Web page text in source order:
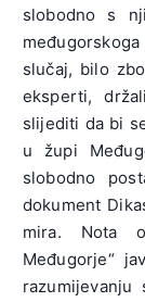
slobodno s
slučaj, bilo
eksperti,
slijediti da bi
u župi
slobodno
dokument
mira. Nota
Međugorje“